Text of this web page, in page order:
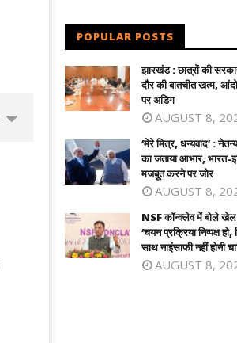
POPULAR POSTS
झारखंड : छात्रों की
दौर की बातचीत खत्म,
पर अडिग
AUGUST 8,
‘मेरे मित्र, धन्यवाद’ :
का जताया आभार, भारत-
मजबूत करने पर जोर
AUGUST 8,
NSF कॉन्क्लेव में बोले खेल
‘चयन प्रक्रिया निष्पक्ष
साथ नाइंसाफी नहीं होनी
AUGUST 8,